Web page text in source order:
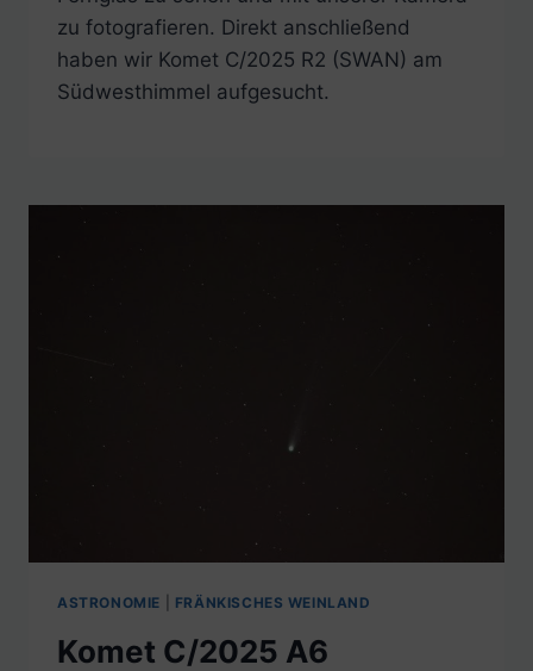
zu fotografieren. Direkt anschließend
haben wir Komet C/2025 R2 (SWAN) am
Südwesthimmel aufgesucht.
ASTRONOMIE FRÄNKISCHES WEINLAND
Komet C/2025 A6